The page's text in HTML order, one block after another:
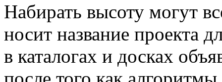
Набирать высоту могут
носит название проекта
в каталогах и досках